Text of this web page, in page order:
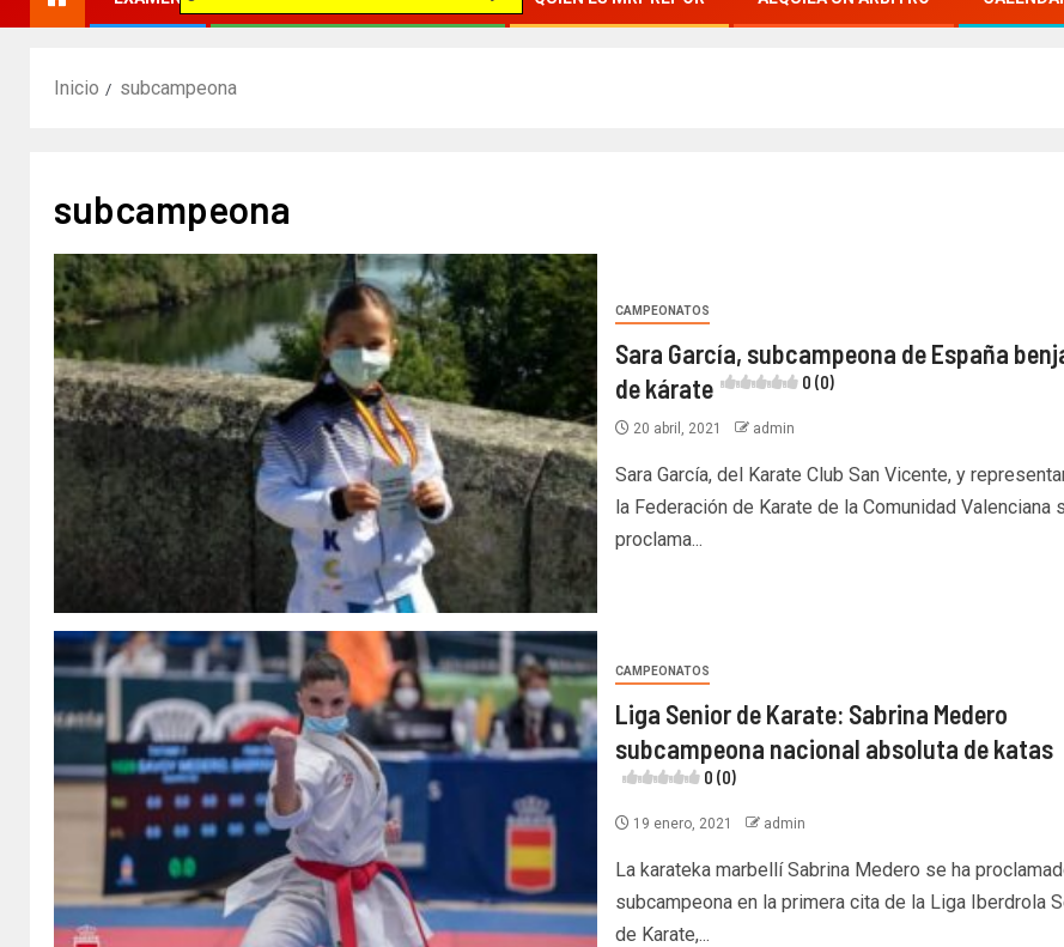
Inicio subcampeona
subcampeona
CAMPEONATOS
Sara García, subcampeona de España
de kárate
0 (0)
20 abril, 2021 admin
Sara García, del Karate Club San Vicente, y
la Federación de Karate de la Comunidad Valenciana
proclama...
CAMPEONATOS
Liga Senior de Karate: Sabrina Medero
subcampeona nacional absoluta de katas
0 (0)
19 enero, 2021 admin
La karateka marbellí Sabrina Medero se ha
subcampeona en la primera cita de la Liga Iberdrola
de Karate,...